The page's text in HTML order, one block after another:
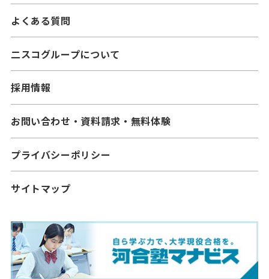
よくある質問
二スコグループについて
採用情報
お問い合わせ・資料請求・無料体験
プライバシーポリシー
サイトマップ